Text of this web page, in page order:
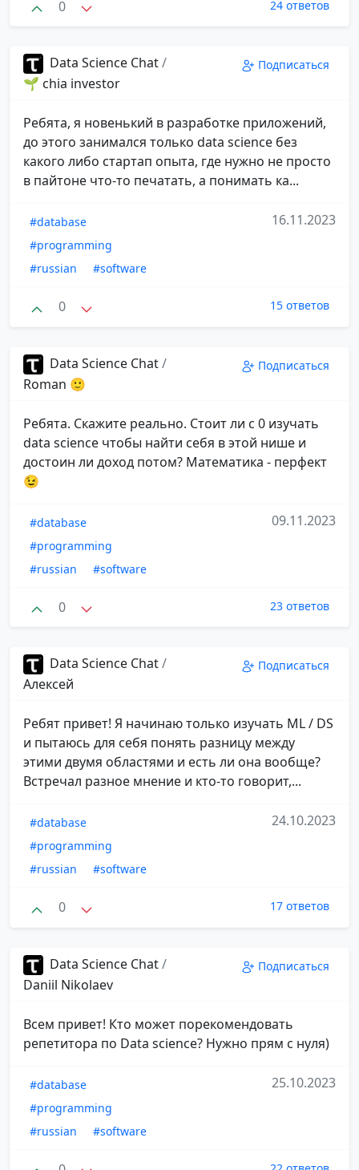
0 24 ответов
Data Science Chat/
🌱 chia investor
Подписаться
Ребята, я новенький в разработке приложений,
до этого занимался только data science без
какого либо стартап опыта, где нужно не просто
в пайтоне что-то печатать, а понимать ка...
#database
#programming
#russian
#software
16.11.2023
0 15 ответов
Data Science Chat/
Roman 🙂
Подписаться
Ребята. Скажите реально. Стоит ли с 0 изучать
data science чтобы найти себя в этой нише и
достоин ли доход потом? Математика - перфект
😉
#database
#programming
#russian
#software
09.11.2023
0 23 ответов
Data Science Chat/
Алексей
Подписаться
Ребят привет! Я начинаю только изучать ML / DS
и пытаюсь для себя понять разницу между
этими двумя областями и есть ли она вообще?
Встречал разное мнение и кто-то говорит,...
#database
#programming
#russian
#software
24.10.2023
0 17 ответов
Data Science Chat/
Daniil Nikolaev
Подписаться
Всем привет! Кто может порекомендовать
репетитора по Data science? Нужно прям с нуля)
#database
#programming
#russian
#software
25.10.2023